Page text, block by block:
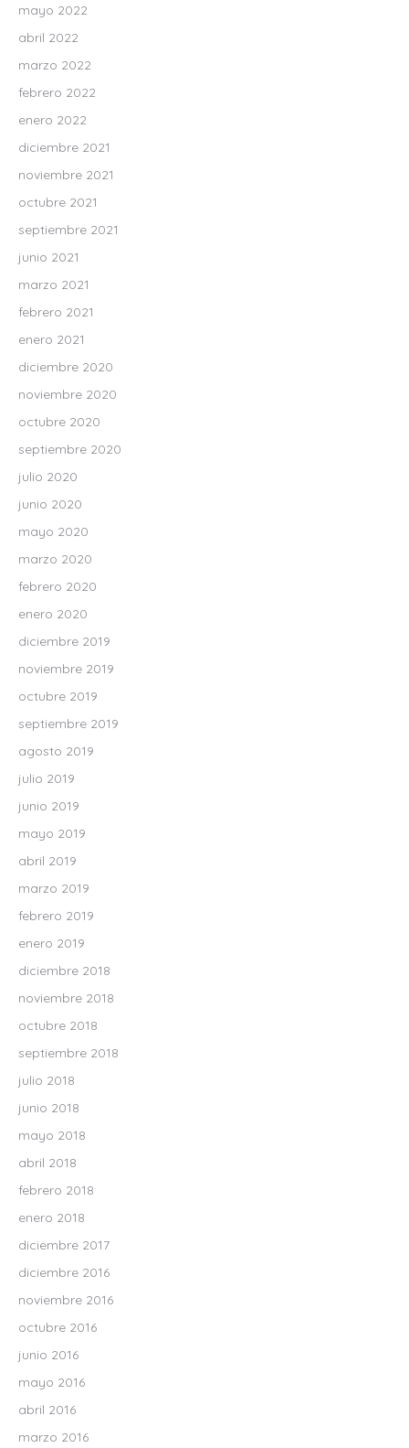
mayo 2022
abril 2022
marzo 2022
febrero 2022
enero 2022
diciembre 2021
noviembre 2021
octubre 2021
septiembre 2021
junio 2021
marzo 2021
febrero 2021
enero 2021
diciembre 2020
noviembre 2020
octubre 2020
septiembre 2020
julio 2020
junio 2020
mayo 2020
marzo 2020
febrero 2020
enero 2020
diciembre 2019
noviembre 2019
octubre 2019
septiembre 2019
agosto 2019
julio 2019
junio 2019
mayo 2019
abril 2019
marzo 2019
febrero 2019
enero 2019
diciembre 2018
noviembre 2018
octubre 2018
septiembre 2018
julio 2018
junio 2018
mayo 2018
abril 2018
febrero 2018
enero 2018
diciembre 2017
diciembre 2016
noviembre 2016
octubre 2016
junio 2016
mayo 2016
abril 2016
marzo 2016